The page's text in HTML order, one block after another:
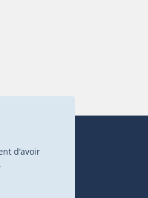
d’avoir